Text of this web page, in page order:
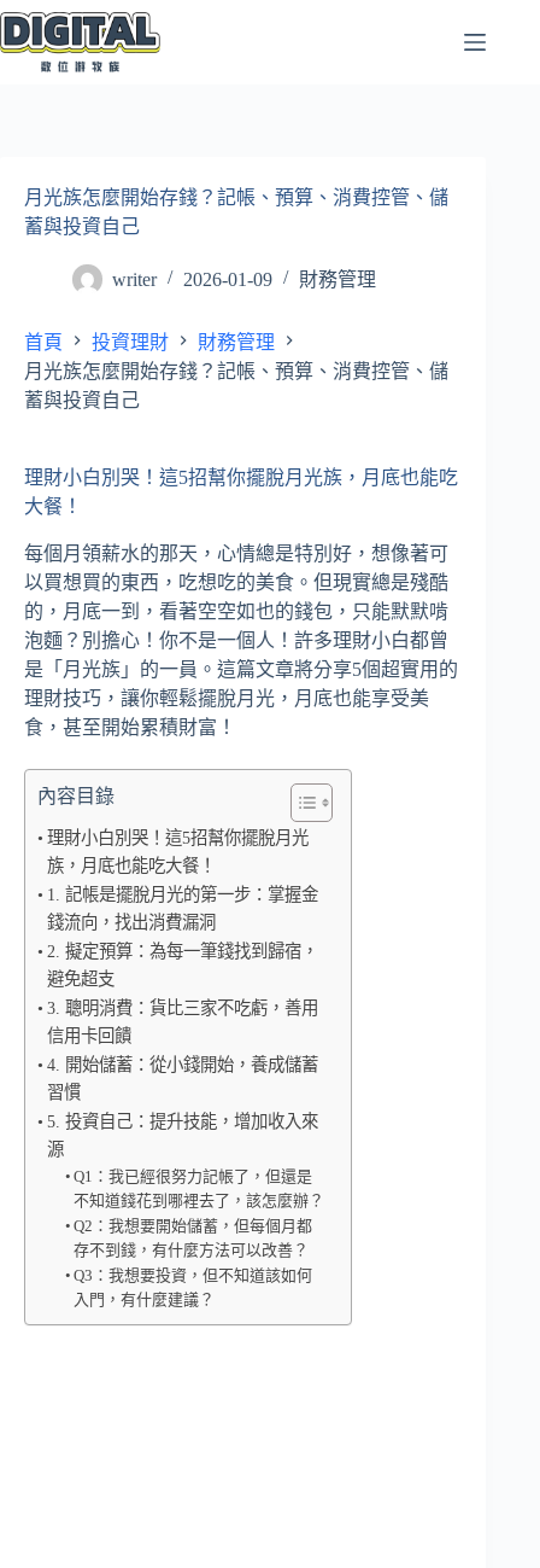
跳
至
月光族怎麼開始存錢？記帳、預算、消費控管、儲
蓄與投資自己
writer 2026-01-09 財務管理
首頁 投資理財
財務管理
月光族怎麼開始存錢？記帳、預算、消費控管、儲
蓄與投資自己
理財小白別哭！這5招幫你擺脫月光族，月底也能吃
大餐！
每個月領薪水的那天，心情總是特別好，想像著可
以買想買的東西，吃想吃的美食。但現實總是殘酷
的，月底一到，看著空空如也的錢包，只能默默啃
泡麵？別擔心！你不是一個人！許多理財小白都曾
是「月光族」的一員。這篇文章將分享5個超實用的
理財技巧，讓你輕鬆擺脫月光，月底也能享受美
食，甚至開始累積財富！
內容目錄
理財小白別哭！這5招幫你擺脫月光
族，月底也能吃大餐！
1. 記帳是擺脫月光的第一步：掌握金
錢流向，找出消費漏洞
2. 擬定預算：為每一筆錢找到歸宿，
避免超支
3. 聰明消費：貨比三家不吃虧，善用
信用卡回饋
4. 開始儲蓄：從小錢開始，養成儲蓄
習慣
5. 投資自己：提升技能，增加收入來
源
Q1：我已經很努力記帳了，但還是
不知道錢花到哪裡去了，該怎麼辦？
Q2：我想要開始儲蓄，但每個月都
存不到錢，有什麼方法可以改善？
Q3：我想要投資，但不知道該如何
入門，有什麼建議？